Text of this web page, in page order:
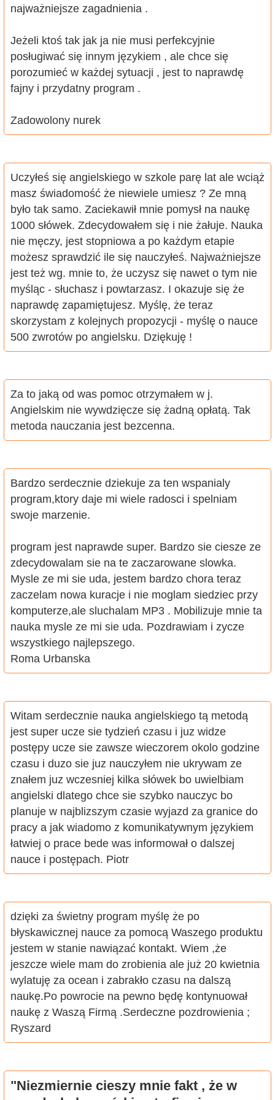
najważniejsze zagadnienia .
Jeżeli ktoś tak jak ja nie musi perfekcyjnie
posługiwać się innym językiem , ale chce się
porozumieć w każdej sytuacji , jest to naprawdę
fajny i przydatny program .
Zadowolony nurek
Uczyłeś się angielskiego w szkole parę lat ale wciąż
masz świadomość że niewiele umiesz ? Ze mną
było tak samo. Zaciekawił mnie pomysł na naukę
1000 słówek. Zdecydowałem się i nie żałuje. Nauka
nie męczy, jest stopniowa a po każdym etapie
możesz sprawdzić ile się nauczyłeś. Najważniejsze
jest też wg. mnie to, że uczysz się nawet o tym nie
myśląc - słuchasz i powtarzasz. I okazuje się że
naprawdę zapamiętujesz. Myślę, że teraz
skorzystam z kolejnych propozycji - myślę o nauce
500 zwrotów po angielsku. Dziękuję !
Za to jaką od was pomoc otrzymałem w j.
Angielskim nie wywdzięcze się żadną opłatą. Tak
metoda nauczania jest bezcenna.
Bardzo serdecznie dziekuje za ten wspanialy
program,ktory daje mi wiele radosci i spelniam
swoje marzenie.
program jest naprawde super. Bardzo sie ciesze ze
zdecydowalam sie na te zaczarowane slowka.
Mysle ze mi sie uda, jestem bardzo chora teraz
zaczelam nowa kuracje i nie moglam siedziec przy
komputerze,ale sluchalam MP3 . Mobilizuje mnie ta
nauka mysle ze mi sie uda. Pozdrawiam i zycze
wszystkiego najlepszego.
Roma Urbanska
Witam serdecznie nauka angielskiego tą metodą
jest super ucze sie tydzień czasu i juz widze
postępy ucze sie zawsze wieczorem okolo godzine
czasu i duzo sie juz nauczyłem nie ukrywam ze
znałem juz wczesniej kilka słówek bo uwielbiam
angielski dlatego chce sie szybko nauczyc bo
planuje w najblizszym czasie wyjazd za granice do
pracy a jak wiadomo z komunikatywnym językiem
łatwiej o prace bede was informował o dalszej
nauce i postępach. Piotr
dzięki za świetny program myślę że po
błyskawicznej nauce za pomocą Waszego produktu
jestem w stanie nawiązać kontakt. Wiem ,że
jeszcze wiele mam do zrobienia ale już 20 kwietnia
wylatuję za ocean i zabrakło czasu na dalszą
naukę.Po powrocie na pewno będę kontynuował
naukę z Waszą Firmą .Serdeczne pozdrowienia ;
Ryszard
"Niezmiernie cieszy mnie fakt , że w